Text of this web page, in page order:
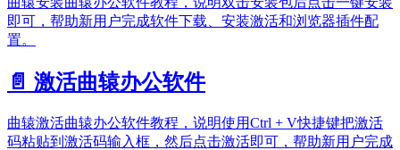
即可，帮助新用户完成软件下载、安装激活和浏览器插件配
置。
📄️ 激活曲辕办公软件
曲辕激活曲辕办公软件教程，说明使用Ctrl + V快捷键把激活
码粘贴到激活码输入框，然后点击激活即可，帮助新用户完成